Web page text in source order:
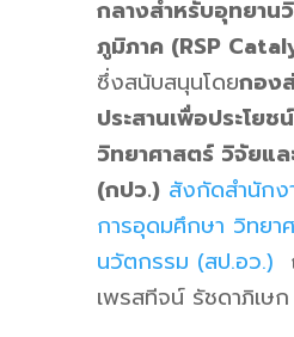
กลางสำหรับอุทยาน
ภูมิภาค (RSP
ซึ่งสนับสนุนโดยกอง
ประสานเพื่อประโยช
วิทยาศาสตร์ วิจัยแ
(กปว.) สังกัดสำนักง
การอุดมศึกษา วิทยา
นวัตกรรม (สป.อว.)
เพรสทีจน์ รัชดาภิเษ